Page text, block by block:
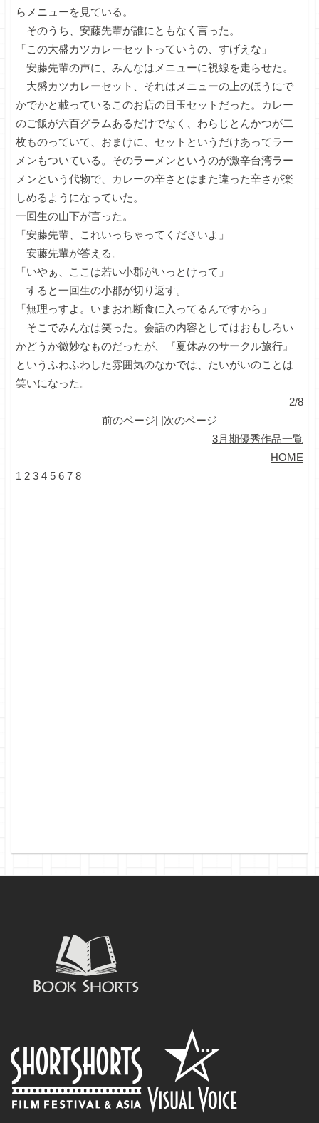
らメニューを見ている。
そのうち、安藤先輩が誰にともなく言った。
「この大盛カツカレーセットっていうの、すげえな」
安藤先輩の声に、みんなはメニューに視線を走らせた。
大盛カツカレーセット、それはメニューの上のほうにで
かでかと載っているこのお店の目玉セットだった。カレー
のご飯が六百グラムあるだけでなく、わらじとんかつが二
枚ものっていて、おまけに、セットというだけあってラー
メンもついている。そのラーメンというのが激辛台湾ラー
メンという代物で、カレーの辛さとはまた違った辛さが楽
しめるようになっていた。
一回生の山下が言った。
「安藤先輩、これいっちゃってくださいよ」
安藤先輩が答える。
「いやぁ、ここは若い小郡がいっとけって」
すると一回生の小郡が切り返す。
「無理っすよ。いまおれ断食に入ってるんですから」
そこでみんなは笑った。会話の内容としてはおもしろい
かどうか微妙なものだったが、『夏休みのサークル旅行』
というふわふわした雰囲気のなかでは、たいがいのことは
笑いになった。
2/8
前のページ| |次のページ
3月期優秀作品一覧
HOME
1 2 3 4 5 6 7 8